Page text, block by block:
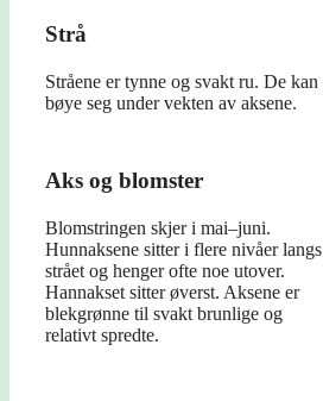
Strå
Stråene er tynne og svakt ru. De kan
bøye seg under vekten av aksene.
Aks og blomster
Blomstringen skjer i mai–juni.
Hunnaksene sitter i flere nivåer langs
strået og henger ofte noe utover.
Hannakset sitter øverst. Aksene er
blekgrønne til svakt brunlige og
relativt spredte.